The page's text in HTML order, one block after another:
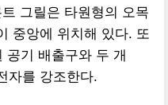
그릴은 타원형의 오목
중앙에 위치해 있다. 또
공기 배출구와 두 개
자를 강조한다.